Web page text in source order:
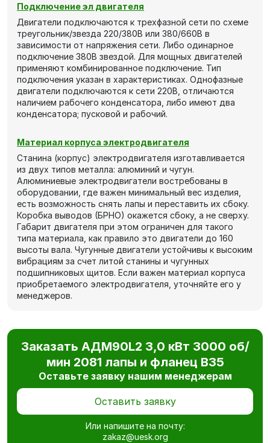
Подключение эл двигателя
Двигатели подключаются к трехфазной сети по схеме
треугольник/звезда 220/380В или 380/660В в
зависимости от напряжения сети. Либо одинарное
подключение 380В звездой. Для мощных двигателей
применяют комбинированное подключение. Тип
подключения указан в характеристиках. Однофазные
двигатели подключаются к сети 220В, отличаются
наличием рабочего конденсатора, либо имеют два
конденсатора; пусковой и рабочий.
Материал корпуса электродвигателя
Станина (корпус) электродвигателя изготавливается
из двух типов металла: алюминий и чугун.
Алюминиевые электродвигатели востребованы в
оборудовании, где важен минимальный вес изделия,
есть возможность снять лапы и переставить их сбоку.
Коробка выводов (БРНО) окажется сбоку, а не сверху.
Габарит двигателя при этом ограничен для такого
типа материала, как правило это двигатели до 160
высоты вала. Чугунные двигатели устойчивы к высоким
вибрациям за счет литой станины и чугунных
подшипниковых щитов. Если важен материал корпуса
приобретаемого электродвигателя, уточняйте его у
менеджеров.
Заказать АДМ90L2 3,0 кВт 3000 об/
мин 2081 лапы и фланец В35
Оставьте заявку нашим менеджерам
Оставить заявку
Или напишите на почту:
zakaz@uesk.org